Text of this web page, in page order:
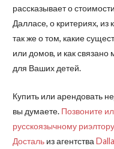
рассказывает о
Далласе, о критериях, из
так же о том, какие
или домов, и как
для Ваших детей.
Купить или арендовать
вы думаете. Позвоните
русскоязычному
Достальиз агентства